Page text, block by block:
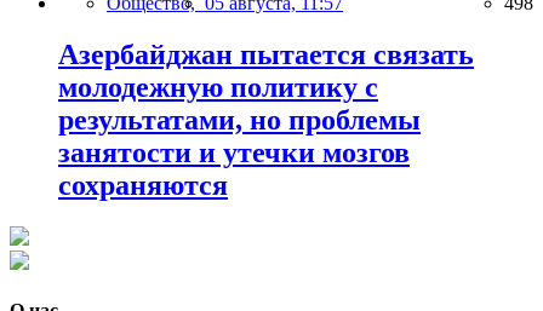
Азербайджан пытается связать
молодежную политику с
результатами, но проблемы
занятости и утечки мозгов
сохраняются